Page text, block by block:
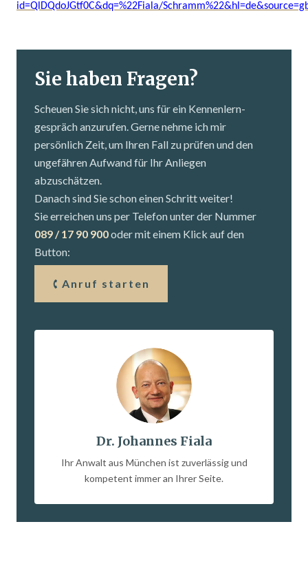
id=QlDQdoJGtf0C&dq=%22Fiala/
Sie haben Fragen?
Scheuen Sie sich nicht, uns für ein Kennenlern­
gespräch anzurufen. Gerne nehme ich mir
persönlich Zeit, um Ihren Fall zu prüfen und den
ungefähren Aufwand für Ihr Anliegen
abzuschätzen.
Danach sind Sie schon einen Schritt weiter!
Sie erreichen uns per Telefon unter der Nummer
089 / 17 90 900oder mit einem Klick auf den
Button:
Anruf starten
Dr. Johannes Fiala
Ihr Anwalt aus München ist zuverlässig und
kompetent immer an Ihrer Seite.